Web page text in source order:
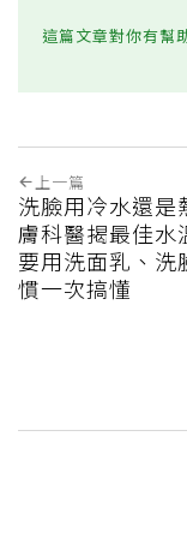
這篇文章對你有幫
上一篇
洗臉用冷水還是
膚科醫揭最佳水
要用洗面乳、洗
慣一次搞懂